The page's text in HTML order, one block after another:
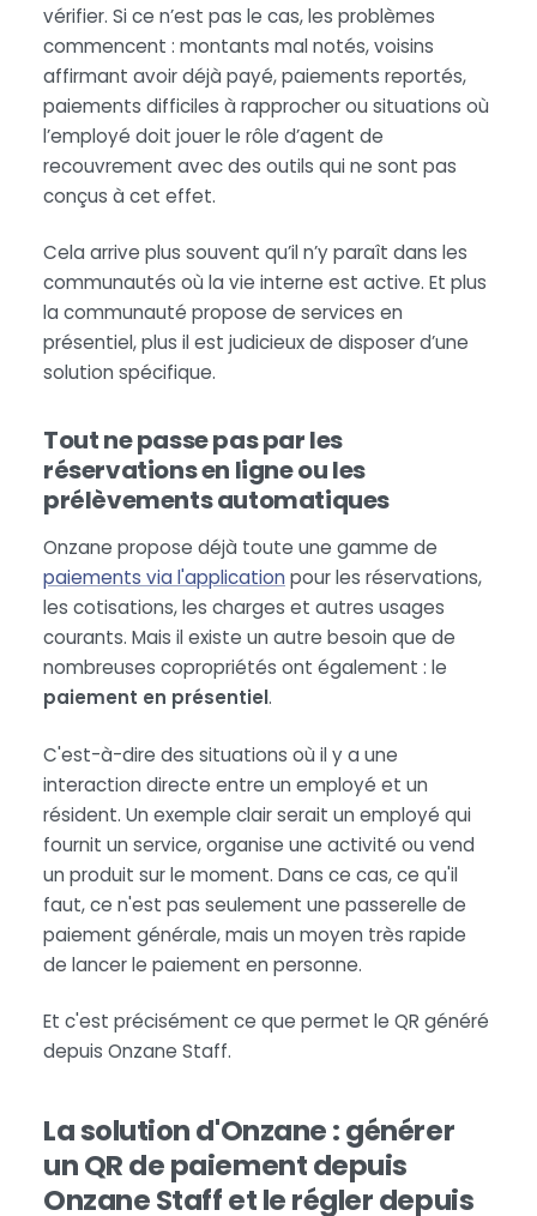
vérifier. Si ce n’est pas le cas, les problèmes
commencent : montants mal notés, voisins
affirmant avoir déjà payé, paiements reportés,
paiements difficiles à rapprocher ou situations où
l’employé doit jouer le rôle d’agent de
recouvrement avec des outils qui ne sont pas
conçus à cet effet.
Cela arrive plus souvent qu’il n’y paraît dans les
communautés où la vie interne est active. Et plus
la communauté propose de services en
présentiel, plus il est judicieux de disposer d’une
solution spécifique.
Tout ne passe pas par les
réservations en ligne ou les
prélèvements automatiques
Onzane propose déjà toute une gamme de
paiements via l'application pour les réservations,
les cotisations, les charges et autres usages
courants. Mais il existe un autre besoin que de
nombreuses copropriétés ont également : le
paiement en présentiel.
C'est-à-dire des situations où il y a une
interaction directe entre un employé et un
résident. Un exemple clair serait un employé qui
fournit un service, organise une activité ou vend
un produit sur le moment. Dans ce cas, ce qu'il
faut, ce n'est pas seulement une passerelle de
paiement générale, mais un moyen très rapide
de lancer le paiement en personne.
Et c'est précisément ce que permet le QR généré
depuis Onzane Staff.
La solution d'Onzane : générer
un QR de paiement depuis
Onzane Staff et le régler depuis